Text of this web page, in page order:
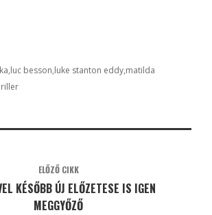
luc besson luke stanton eddy matilda
ELŐZŐ CIKK
KÉSŐBB ÚJ ELŐZETESE IS IGEN
MEGGYŐZŐ